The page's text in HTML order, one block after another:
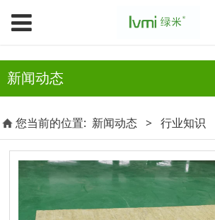
新闻动态
您当前的位置: 新闻动态 > 行业知识